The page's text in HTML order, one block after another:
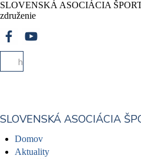
SLOVENSKÁ ASOCIÁCIA
združenie
SLOVENSKÁ ASOCIÁCIA
Domov
Aktuality